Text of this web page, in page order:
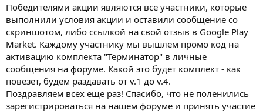
Победителями акции являются все участники, которые
выполнили условия акции и оставили сообщение со
скриншотом, либо ссылкой на свой отзыв в Google Play
Market. Каждому участнику мы вышлем промо код на
активацию комплекта "Терминатор" в личные
сообщения на форуме. Какой это будет комплект - как
повезет, будем раздавать от v.1 до v.4.
Поздравляем всех еще раз! Спасибо, что не поленились
зарегистрироваться на нашем форуме и принять участие